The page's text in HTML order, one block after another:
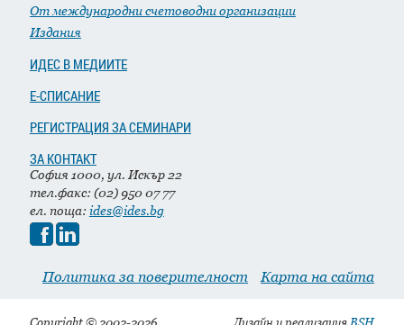
От международни счетоводни организации
Издания
ИДЕС В МЕДИИТЕ
Е-СПИСАНИЕ
РЕГИСТРАЦИЯ ЗА СЕМИНАРИ
ЗА КОНТАКТ
София 1000, ул. Искър 22
тел.факс: (02) 950 07 77
ел. поща: ides@ides.bg
Политика за поверителност Карта на сайта